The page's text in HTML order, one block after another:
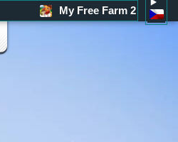
My Free Farm 2